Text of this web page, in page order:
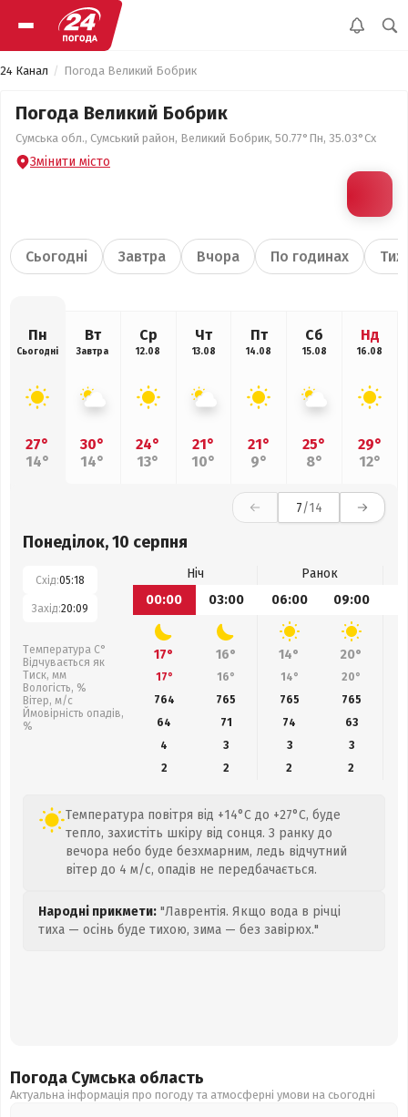
24 Канал Погода Великий Бобрик
Погода Великий Бобрик
Сумська обл., Сумський район, Великий Бобрик, 50.77°Пн, 35.03°Сх
Змінити місто
Сьогодні Завтра Вчора По годинах
Пн
Сьогодні
27°
14°
Вт
Завтра
30°
14°
Ср
12.08
24°
13°
Чт
13.08
21°
10°
Пт
14.08
21°
9°
Сб
15.08
25°
8°
Нд
16.08
29°
12°
7/14
Понеділок, 10 серпня
Схід:05:18
Захід:20:09
Температура С°
Відчувається як
Тиск, мм
Вологість, %
Вітер, м/с
Ймовірність опадів,
%
Ніч
Ранок
00:00
03:00 06:00 09:00
17° 16° 14° 20°
17° 16° 14° 20°
764
765 765 765
64
71 74 63
4
3 3
3
2
2 2 2
Температура повітря від +14°C до +27°C, буде
тепло, захистіть шкіру від сонця. З ранку до
вечора небо буде безхмарним, ледь відчутний
вітер до 4 м/с, опадів не передбачається.
Народні прикмети: "Лаврентія. Якщо вода в річці
тиха — осінь буде тихою, зима — без завірюх."
Погода Сумська область
Актуальна інформація про погоду та атмосферні умови на сьогодні